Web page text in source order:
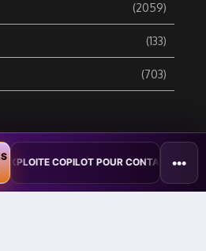
(2059)
(133)
(703)
SECURITY BREACH - Groupe
ZATAZ Média
POUR CONTAMINER DES •••